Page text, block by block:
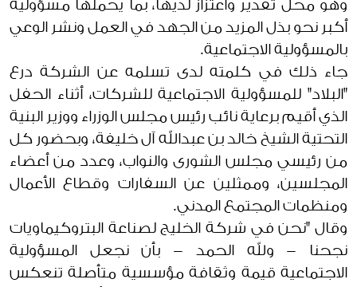
وهو محل تقدير واعتزاز لديها، بما يحملها مسؤولية
أكبر نحو بذل المزيد من الجهد في العمل ونشر الوعي
بالمسؤولية الاجتماعية.
جاء ذلك في كلمته لدى تسلمه عن الشركة درع
"البلاد" للمسؤولية الاجتماعية للشركات، أثناء الحفل
الذي أقيم برعاية نائب رئيس مجلس الوزراء ووزير البنية
التحتية الشيخ خالد بن عبدالله آل خليفة، وبحضور كل
من رئيسي مجلس الشورى والنواب، وعدد من أعضاء
المجلسين، وممثلين عن السفارات وقطاع الأعمال
ومنظمات المجتمع المدني.
وقال "نحن في شركة الخليج لصناعة البتروكيماويات
نجحنا - ولله الحمد - بأن نجعل المسؤولية
الاجتماعية قيمة وثقافة مؤسسية متأصلة تنعكس